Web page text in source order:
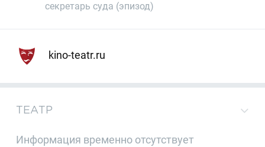
секретарь суда (эпизод)
kino-teatr.ru
ТЕАТР
Информация временно отсутствует